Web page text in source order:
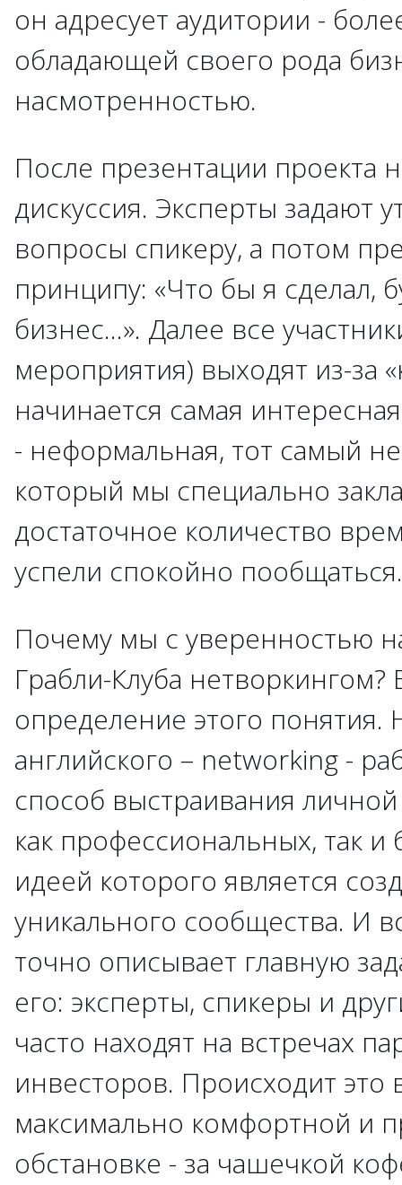
он адресует аудитории -
обладающей своего рода
насмотренностью.
После презентации проекта
дискуссия. Эксперты задают
вопросы спикеру, а потом
принципу: «Что бы я сделал,
бизнес…». Далее все
мероприятия) выходят из-за
начинается самая
- неформальная, тот самый
который мы специально
достаточное количество
успели спокойно пообщаться.
Почему мы с уверенностью
Грабли-Клуба
определение этого понятия.
английского – networking -
способ выстраивания личной
как профессиональных, так
идеей которого является
уникального сообщества. И
точно описывает главную
его: эксперты, спикеры и
часто находят на встречах
инвесторов. Происходит это
максимально комфортной и
обстановке - за чашечкой